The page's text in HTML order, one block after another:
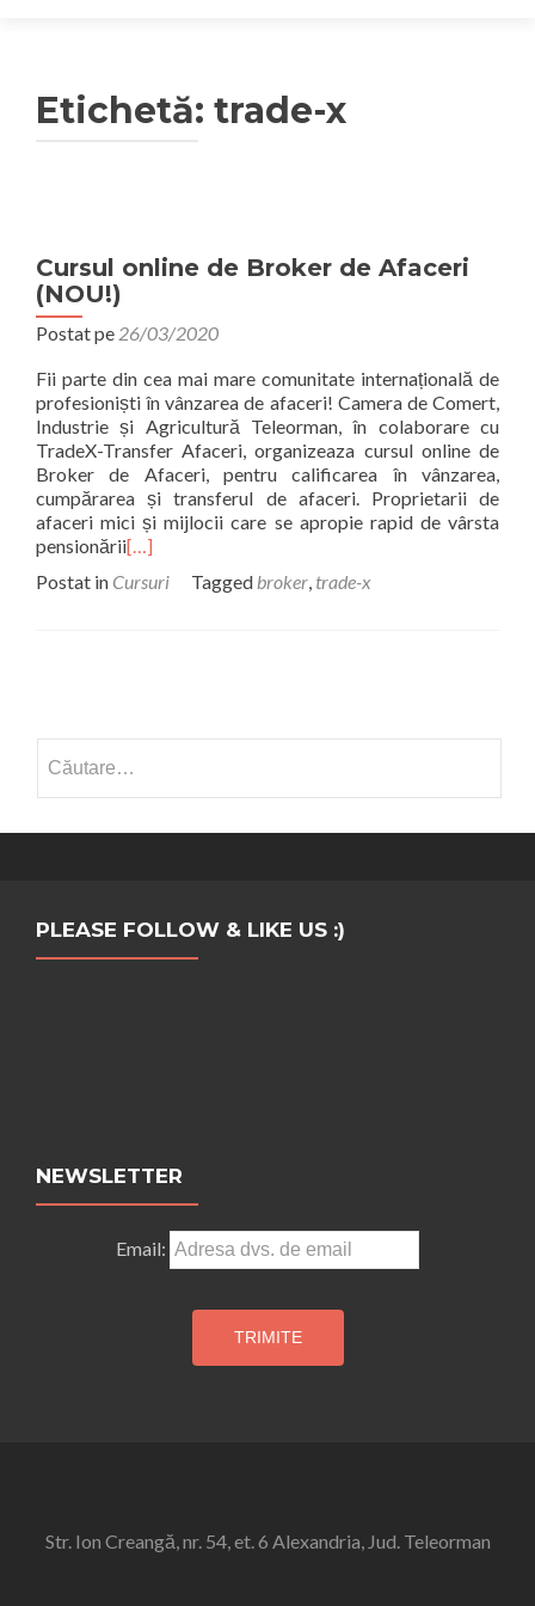
Etichetă: trade-x
Cursul online de Broker de Afaceri
(NOU!)
Postat pe 26/03/2020
Fii parte din cea mai mare comunitate internațională de
profesioniști în vânzarea de afaceri! Camera de Comert,
Industrie și Agricultură Teleorman, în colaborare cu
TradeX-Transfer Afaceri, organizeaza cursul online de
Broker de Afaceri, pentru calificarea în vânzarea,
cumpărarea și transferul de afaceri. Proprietarii de
afaceri mici și mijlocii care se apropie rapid de vârsta
pensionării[…]
Postat in Cursuri Tagged broker, trade-x
după:
PLEASE FOLLOW & LIKE US :)
NEWSLETTER
Email:
Str. Ion Creangă, nr. 54, et. 6 Alexandria, Jud. Teleorman